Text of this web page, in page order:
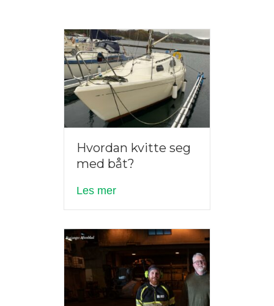
Hvordan kvitte seg
med båt?
Les merabout Hvordan kvitte seg med